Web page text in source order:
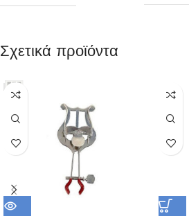
Σχετικά προϊόντα